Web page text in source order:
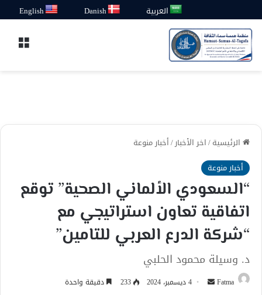
العربية Danish
English
الرئيسية/اخر الأخبار/أخبار منوعة
أخبار منوعة
“السعودي الألماني الصحية” توقع
اتفاقية تعاون استراتيجي مع
“شركة الدرع العربي للتامين”
د. وسيلة محمود الحلبي
Fatma
أرسل 4 ديسمبر، 2024 233 دقيقة واحدة